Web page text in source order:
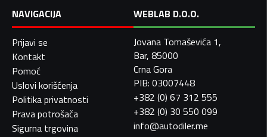
NAVIGACIJA
Prijavi se
Kontakt
Pomoć
Uslovi korišćenja
Politika privatnosti
Prava potrošača
Sigurna trgovina
WEBLAB D.O.O.
Jovana Tomaševića 1,
Bar, 85000
Crna Gora
PIB: 03007448
+382 (0) 67 312 555
+382 (0) 30 550 099
info@autodiler.me